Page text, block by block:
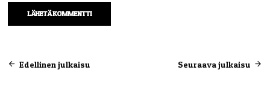
Artikkelien
Edellinen julkaisu Seuraava julkaisu